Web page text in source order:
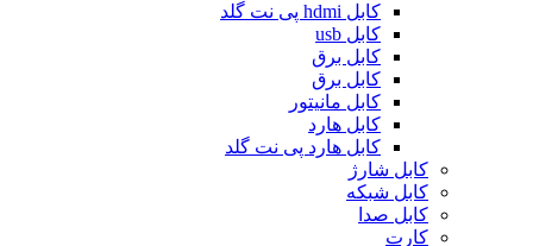
کابل hdmi پی نت گلد
کابل usb
کابل برق
کابل برق
کابل مانیتور
کابل هارد
کابل هارد پی نت گلد
کابل شارژ
کابل شبکه
کابل صدا
کارت